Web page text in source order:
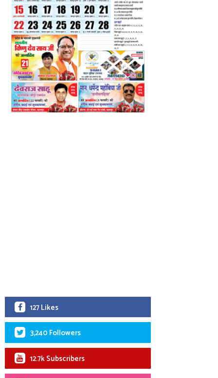
127 Likes
3,240 Followers
12.7k Subscribers